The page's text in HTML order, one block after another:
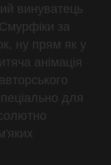
винуватець
за
ну прям як у
анімація
для